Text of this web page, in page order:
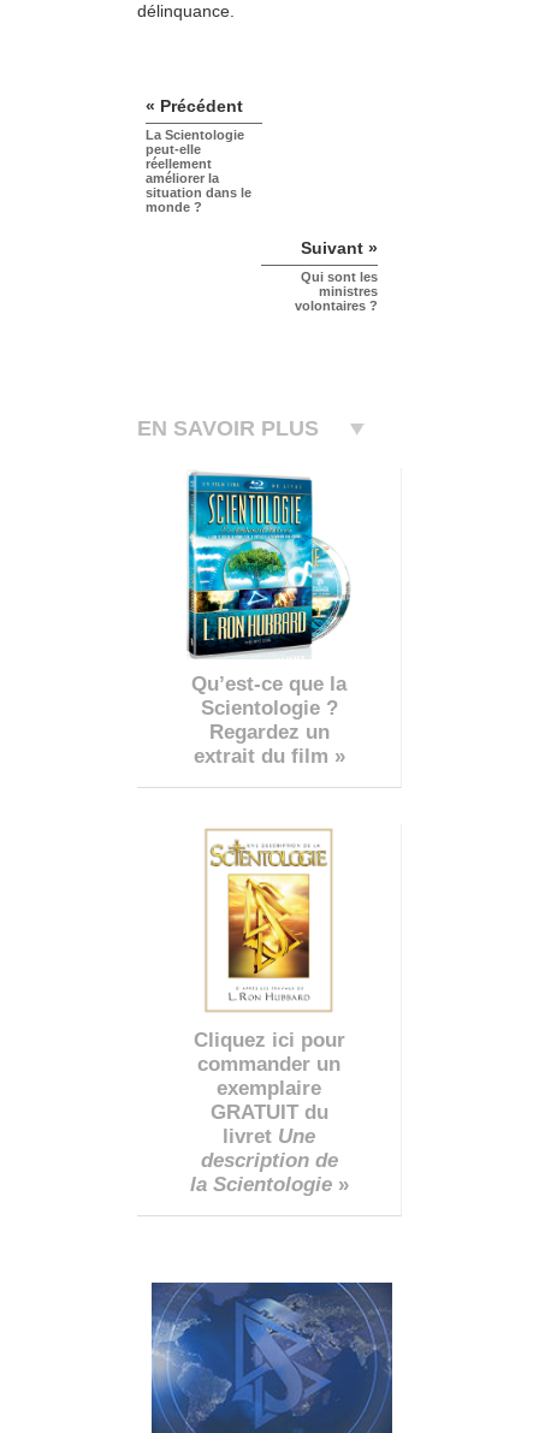
délinquance.
« Précédent
La Scientologie
peut-elle
réellement
améliorer la
situation dans le
monde ?
Suivant »
Qui sont les
ministres
volontaires ?
EN SAVOIR PLUS
Qu’est-ce que la
Scientologie ?
Regardez un
extrait du film »
Cliquez ici pour
commander un
exemplaire
GRATUIT du
livret Une
description de
la Scientologie»